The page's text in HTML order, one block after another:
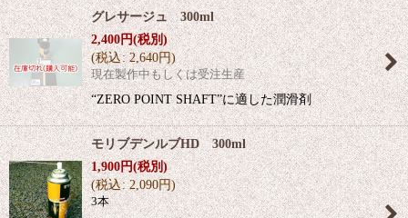
グレサージュ 300ml
2,400円(税別)
(税込: 2,640円)
現在製作中もしくは受注生産
“ZERO POINT SHAFT”に適した潤滑剤
モリブデンルブHD 300ml
1,900円(税別)
(税込: 2,090円)
3本